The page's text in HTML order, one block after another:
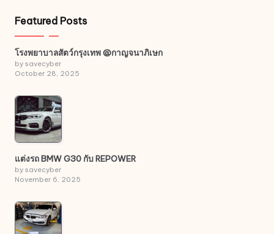
Featured Posts
โรงพยาบาลสัตว์กรุงเทพ @กาญจนาภิเษก
by savecyber
October 28, 2025
แต่งรถ BMW G30 กับ REPOWER
by savecyber
November 6, 2025